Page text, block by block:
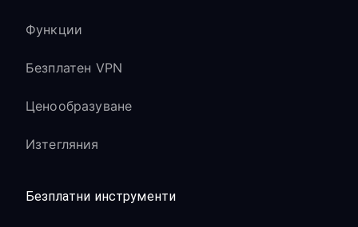
Функции
Безплатен VPN
Ценообразуване
Изтегляния
Безплатни инструменти